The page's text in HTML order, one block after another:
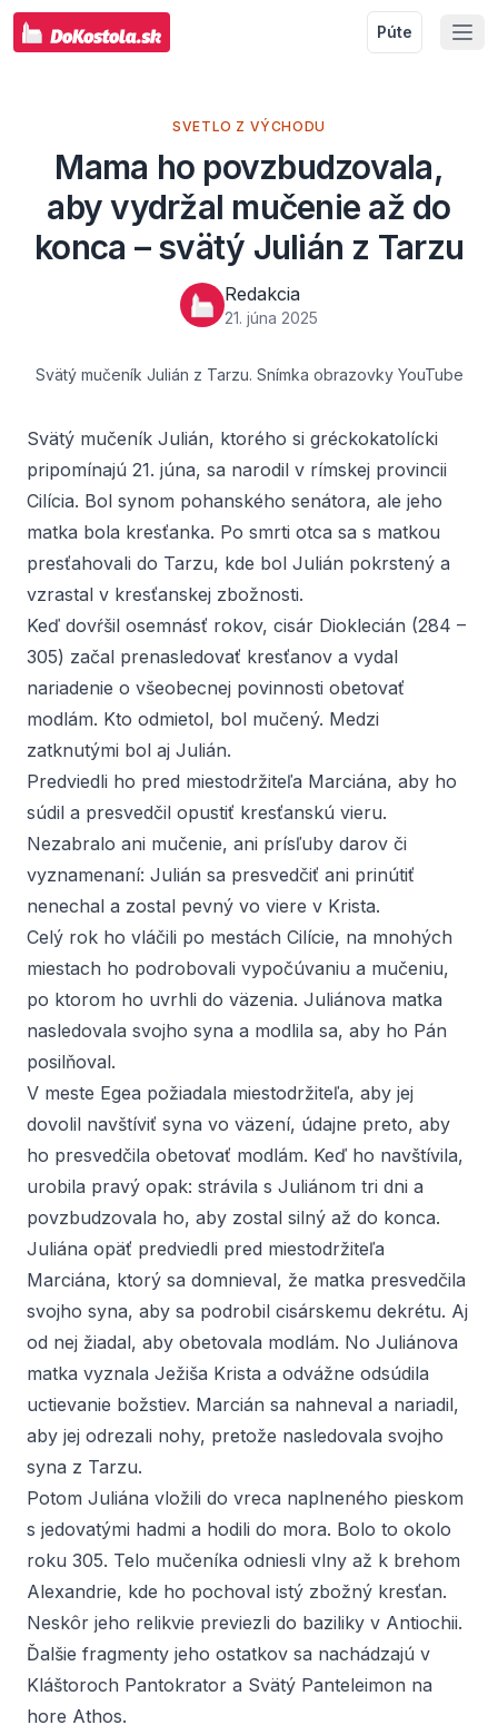
Púte
SVETLO Z VÝCHODU
Mama ho povzbudzovala,
aby vydržal mučenie až do
konca – svätý Julián z Tarzu
Redakcia
21. júna 2025
Svätý mučeník Julián z Tarzu. Snímka obrazovky YouTube
Svätý mučeník Julián, ktorého si gréckokatolícki
pripomínajú 21. júna, sa narodil v rímskej provincii
Cilícia. Bol synom pohanského senátora, ale jeho
matka bola kresťanka. Po smrti otca sa s matkou
presťahovali do Tarzu, kde bol Julián pokrstený a
vzrastal v kresťanskej zbožnosti.
Keď dovŕšil osemnásť rokov, cisár Dioklecián (284 –
305) začal prenasledovať kresťanov a vydal
nariadenie o všeobecnej povinnosti obetovať
modlám. Kto odmietol, bol mučený. Medzi
zatknutými bol aj Julián.
Predviedli ho pred miestodržiteľa Marciána, aby ho
súdil a presvedčil opustiť kresťanskú vieru.
Nezabralo ani mučenie, ani prísľuby darov či
vyznamenaní: Julián sa presvedčiť ani prinútiť
nenechal a zostal pevný vo viere v Krista.
Celý rok ho vláčili po mestách Cilície, na mnohých
miestach ho podrobovali vypočúvaniu a mučeniu,
po ktorom ho uvrhli do väzenia. Juliánova matka
nasledovala svojho syna a modlila sa, aby ho Pán
posilňoval.
V meste Egea požiadala miestodržiteľa, aby jej
dovolil navštíviť syna vo väzení, údajne preto, aby
ho presvedčila obetovať modlám. Keď ho navštívila,
urobila pravý opak: strávila s Juliánom tri dni a
povzbudzovala ho, aby zostal silný až do konca.
Juliána opäť predviedli pred miestodržiteľa
Marciána, ktorý sa domnieval, že matka presvedčila
svojho syna, aby sa podrobil cisárskemu dekrétu. Aj
od nej žiadal, aby obetovala modlám. No Juliánova
matka vyznala Ježiša Krista a odvážne odsúdila
uctievanie božstiev. Marcián sa nahneval a nariadil,
aby jej odrezali nohy, pretože nasledovala svojho
syna z Tarzu.
Potom Juliána vložili do vreca naplneného pieskom
s jedovatými hadmi a hodili do mora. Bolo to okolo
roku 305. Telo mučeníka odniesli vlny až k brehom
Alexandrie, kde ho pochoval istý zbožný kresťan.
Neskôr jeho relikvie previezli do baziliky v Antiochii.
Ďalšie fragmenty jeho ostatkov sa nachádzajú v
Kláštoroch Pantokrator a Svätý Panteleimon na
hore Athos.